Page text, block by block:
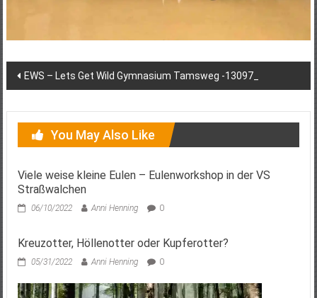
Post
EWS – Lets Get Wild Gymnasium Tamsweg -13097_
You May Also Like
Viele weise kleine Eulen – Eulenworkshop in der VS
Straßwalchen
06/10/2022 Anni Henning 0
Kreuzotter, Höllenotter oder Kupferotter?
05/31/2022 Anni Henning 0